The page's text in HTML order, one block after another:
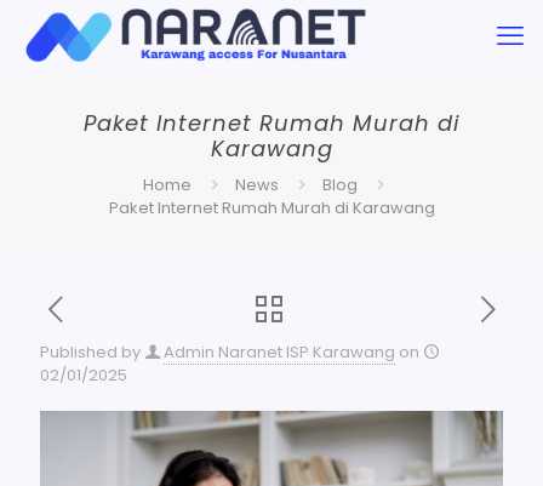
Paket Internet Rumah Murah di
Karawang
Home News
Blog
Paket Internet Rumah Murah di Karawang
Published by Admin Naranet ISP Karawang on
02/01/2025